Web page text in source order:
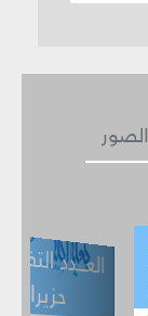
الصور
العـــدد
ي
حزيران